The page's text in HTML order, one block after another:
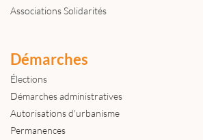
Associations Solidarités
Démarches
Élections
Démarches administratives
Autorisations d'urbanisme
Permanences